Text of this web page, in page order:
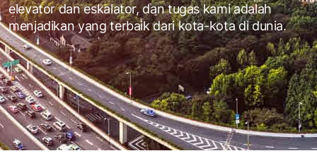
elevator dan eskalator, dan tugas kami adalah
menjadikan yang terbaik dari kota-kota di dunia.